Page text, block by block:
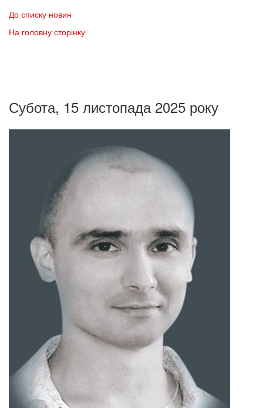
До списку новин
На головну сторінку
Субота, 15 листопада 2025 року